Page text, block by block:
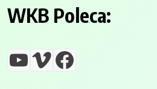
WKB Poleca:
YouTube
VimeoFacebook